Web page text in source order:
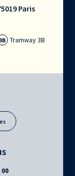
Paris
Tramway 3B
00